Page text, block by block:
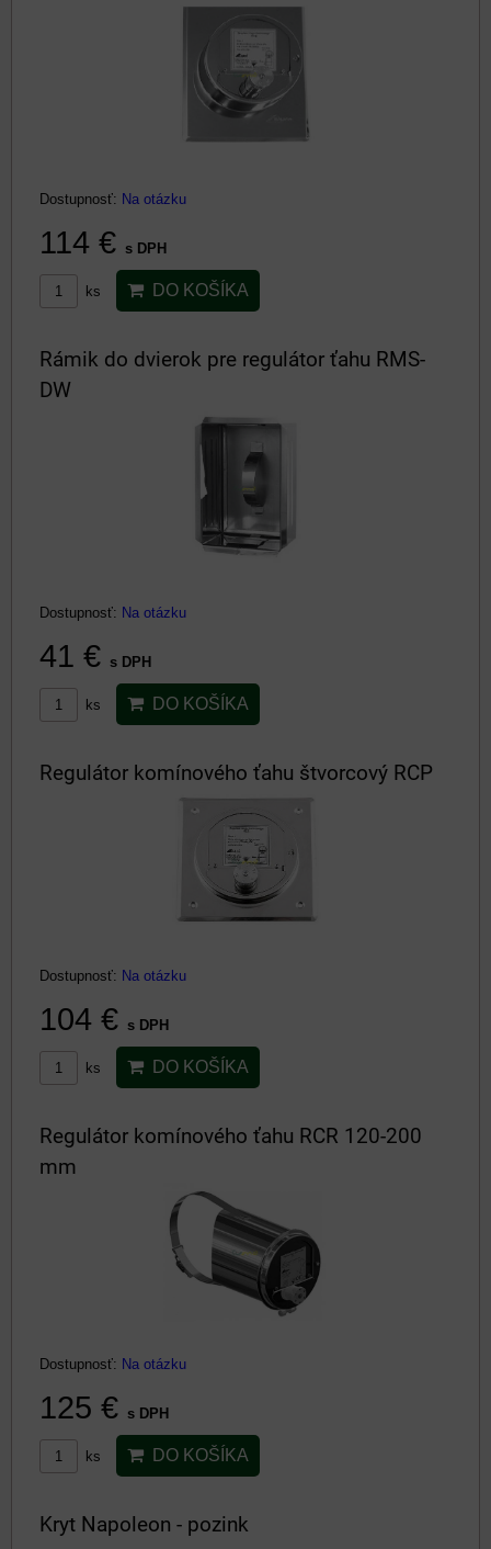
Dostupnosť: Na otázku
114 € s DPH
ks DO KOŠÍKA
Rámik do dvierok pre regulátor ťahu RMS-
DW
Dostupnosť: Na otázku
41 € s DPH
ks DO KOŠÍKA
Regulátor komínového ťahu štvorcový RCP
Dostupnosť: Na otázku
104 € s DPH
ks DO KOŠÍKA
Regulátor komínového ťahu RCR 120-200
mm
Dostupnosť: Na otázku
125 € s DPH
ks DO KOŠÍKA
Kryt Napoleon - pozink